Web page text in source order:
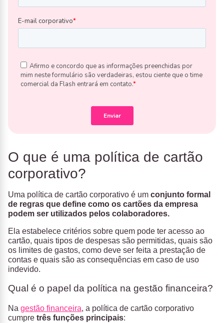
O que é uma política de cartão
corporativo?
Uma política de cartão corporativo é um conjunto formal
de regras que define como os cartões da empresa
podem ser utilizados pelos colaboradores.
Ela estabelece critérios sobre quem pode ter acesso ao
cartão, quais tipos de despesas são permitidas, quais são
os limites de gastos, como deve ser feita a prestação de
contas e quais são as consequências em caso de uso
indevido.
Qual é o papel da política na gestão financeira?
Na gestão financeira, a política de cartão corporativo
cumpre três funções principais: